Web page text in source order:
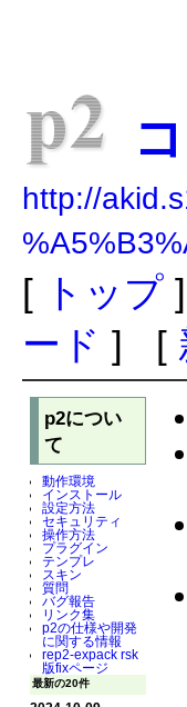
http://
[ トップ
ード ] [
p2につい
て
動作環境
インストール
設定方法
セキュリティ
操作方法
プラグイン
テンプレ
スキン
質問
バグ報告
リンク集
p2の仕様や開発
に関する情報
rep2-expack rsk
版fixページ
最新の20件